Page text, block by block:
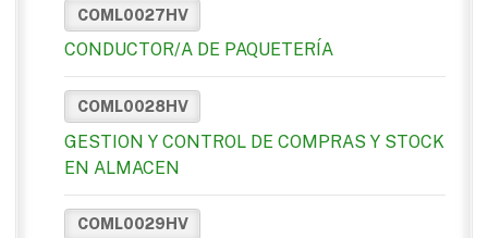
COML0027HV
CONDUCTOR/A DE PAQUETERÍA
COML0028HV
GESTION Y CONTROL DE COMPRAS Y STOCK
EN ALMACEN
COML0029HV